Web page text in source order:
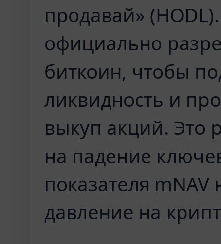
продавай»
официально
биткоин, чтобы
ликвидность и
выкуп акций. Это
на падение
показателя
давление на